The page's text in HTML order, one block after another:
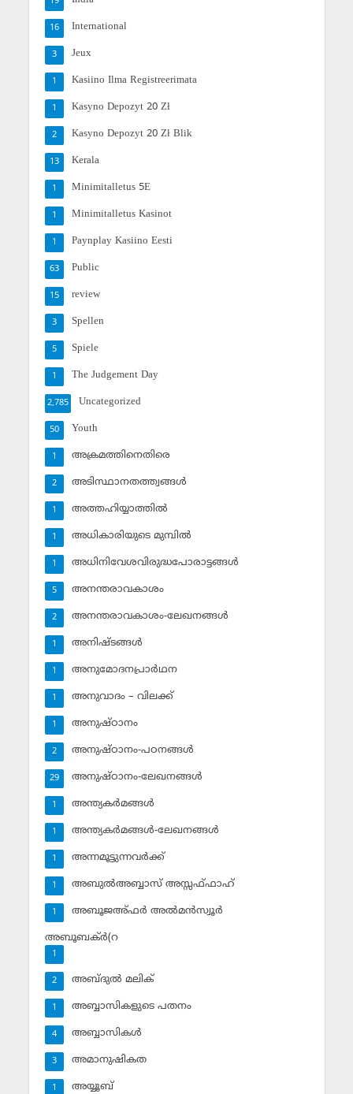
International
16
Jeux
3
Kasiino Ilma Registreerimata
1
Kasyno Depozyt 20 Zł
1
Kasyno Depozyt 20 Zł Blik
2
Kerala
13
Minimitalletus 5E
1
Minimitalletus Kasinot
1
Paynplay Kasiino Eesti
1
Public
63
review
15
Spellen
3
Spiele
5
The Judgement Day
1
Uncategorized
2,785
Youth
50
അക്രമത്തിനെതിരെ
1
അടിസ്ഥാനതത്ത്വങ്ങള്‍
2
അത്തഹിയ്യാത്തില്‍
1
അധികാരിയുടെ മുമ്പില്‍
1
അധിനിവേശവിരുദ്ധപോരാട്ടങ്ങള്‍
1
അനന്തരാവകാശം
5
അനന്തരാവകാശം-ലേഖനങ്ങള്‍
2
അനിഷ്ടങ്ങള്‍
1
അനുമോദനപ്രാര്‍ഥന
1
അനുവാദം – വിലക്ക്‌
1
അനുഷ്ഠാനം
1
അനുഷ്ഠാനം-പഠനങ്ങള്‍
2
അനുഷ്ഠാനം-ലേഖനങ്ങള്‍
29
അന്ത്യകര്‍മങ്ങള്‍
1
അന്ത്യകര്‍മങ്ങള്‍-ലേഖനങ്ങള്‍
1
അന്നമൂട്ടുന്നവര്‍ക്ക്
1
അബുല്‍അബ്ബാസ് അസ്സഫ്ഫാഹ്‌
1
അബൂജഅ്ഫര്‍ അല്‍മന്‍സ്വൂര്‍
1
അബൂബക്ര്‍(റ
1
അബ്ദുല്‍ മലിക്‌
2
അബ്ബാസികളുടെ പതനം
1
അബ്ബാസികള്‍
4
അമാനുഷികത
3
അയ്യൂബ്‌
1